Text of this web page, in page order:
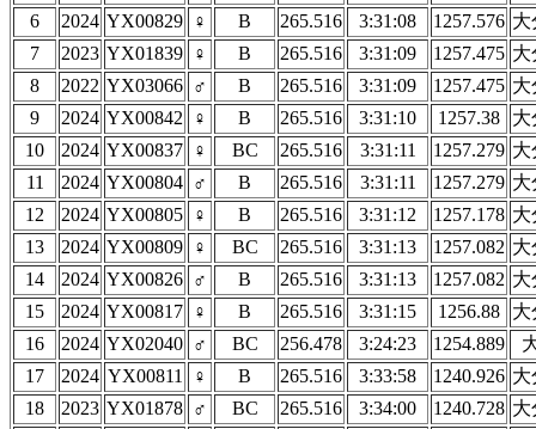
6
2024 YX00829 ♀ B 265.516 3:31:08 1257.576 大
7
2023 YX01839 ♀ B 265.516 3:31:09 1257.475 大
8
2022 YX03066 ♂ B 265.516 3:31:09 1257.475 大
9
2024 YX00842 ♀ B 265.516 3:31:10 1257.38
大
10
2024 YX00837 ♀ BC 265.516 3:31:11 1257.279 大
11
2024 YX00804 ♂ B 265.516 3:31:11 1257.279 大
12
2024 YX00805 ♀ B 265.516 3:31:12 1257.178 大
13
2024 YX00809 ♀ BC 265.516 3:31:13 1257.082 大
14
2024 YX00826 ♂ B 265.516 3:31:13 1257.082 大
15
2024 YX00817 ♀ B 265.516 3:31:15 1256.88
大
16
2024 YX02040 ♂ BC 256.478 3:24:23 1254.889
17
2024 YX00811 ♀ B 265.516 3:33:58 1240.926 大
18
2023 YX01878 ♂ BC 265.516 3:34:00 1240.728 大